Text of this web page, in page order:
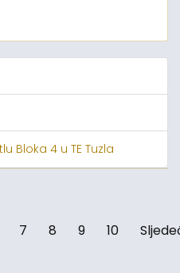
Bloka 4 u TE Tuzla
7 8 9 10